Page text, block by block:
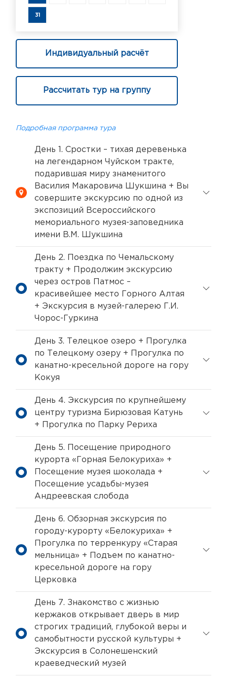
31
Индивидуальный расчёт
Рассчитать тур на группу
Подробная программа тура
День 1. Сростки – тихая деревенька
на легендарном Чуйском тракте,
подарившая миру знаменитого
Василия Макаровича Шукшина + Вы
совершите экскурсию по одной из
экспозиций Всероссийского
мемориального музея-заповедника
имени В.М. Шукшина
День 2. Поездка по Чемальскому
тракту + Продолжим экскурсию
через остров Патмос –
красивейшее место Горного Алтая
+ Экскурсия в музей-галерею Г.И.
Чорос-Гуркина
День 3. Телецкое озеро + Прогулка
по Телецкому озеру + Прогулка по
канатно-кресельной дороге на гору
Кокуя
День 4. Экскурсия по крупнейшему
центру туризма Бирюзовая Катунь
+ Прогулка по Парку Рериха
День 5. Посещение природного
курорта «Горная Белокуриха» +
Посещение музея шоколада +
Посещение усадьбы-музея
Андреевская слобода
День 6. Обзорная экскурсия по
городу-курорту «Белокуриха» +
Прогулка по терренкуру «Старая
мельница» + Подъем по канатно-
кресельной дороге на гору
Церковка
День 7. Знакомство с жизнью
кержаков открывает дверь в мир
строгих традиций, глубокой веры и
самобытности русской культуры +
Экскурсия в Солонешенский
краеведческий музей